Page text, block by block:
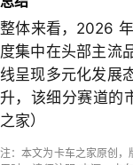
整体来看，2026
度集中在头部主流
线呈现多元化发展
升，该细分赛道的
之家）
注：本文为卡车之家原创，